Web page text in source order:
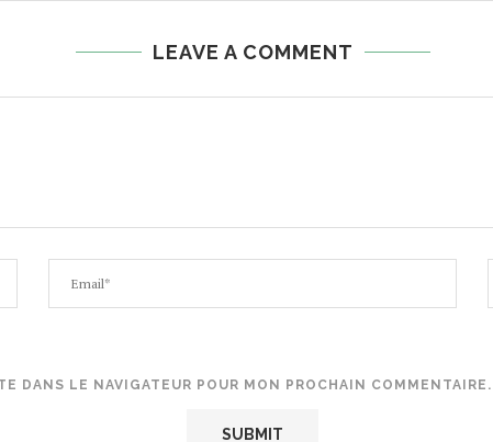
LEAVE A COMMENT
DANS LE NAVIGATEUR POUR MON PROCHAIN COMMENTAIRE.